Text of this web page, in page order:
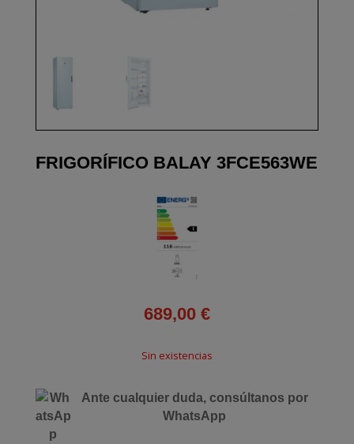
FRIGORÍFICO BALAY 3FCE563WE
689,00 €
Sin existencias
Ante cualquier duda, consúltanos por
WhatsApp